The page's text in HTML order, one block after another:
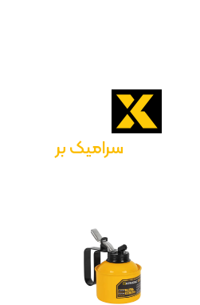
سرامیک بر